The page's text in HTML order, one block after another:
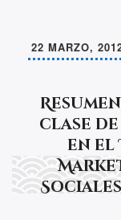
clase
en
22 MARZO,